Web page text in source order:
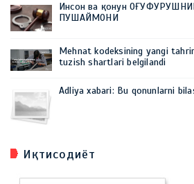
Инсон ва қонун
ПУШАЙМОНИ
Mehnat kodeksining yangi
tuzish shartlari belgilandi
Adliya xabari: Bu qonunlarni
Иқтисодиёт